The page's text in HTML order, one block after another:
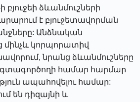
ի բյուջեի ձևանմուշների
է բյուջետավորման
Անձնական
մինչև կորպորատիվ
նրանց ձևանմուշները
համար հարմար
ապահովելու համար:
են դիզայնի և